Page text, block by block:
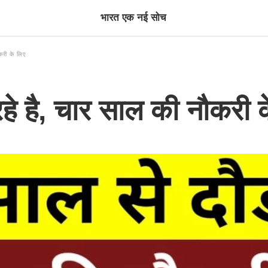
भारत एक नई सोच
के लिए
है, चार साल की नौकरी